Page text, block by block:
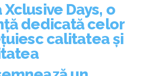
Xclusive Days, o
dedicată celor
calitatea și